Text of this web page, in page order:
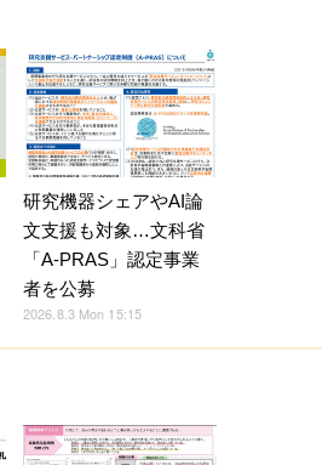
研究機器シェアやAI論
文支援も対象…文科省
「A-PRAS」認定事業
者を公募
2026.8.3 Mon 15:15